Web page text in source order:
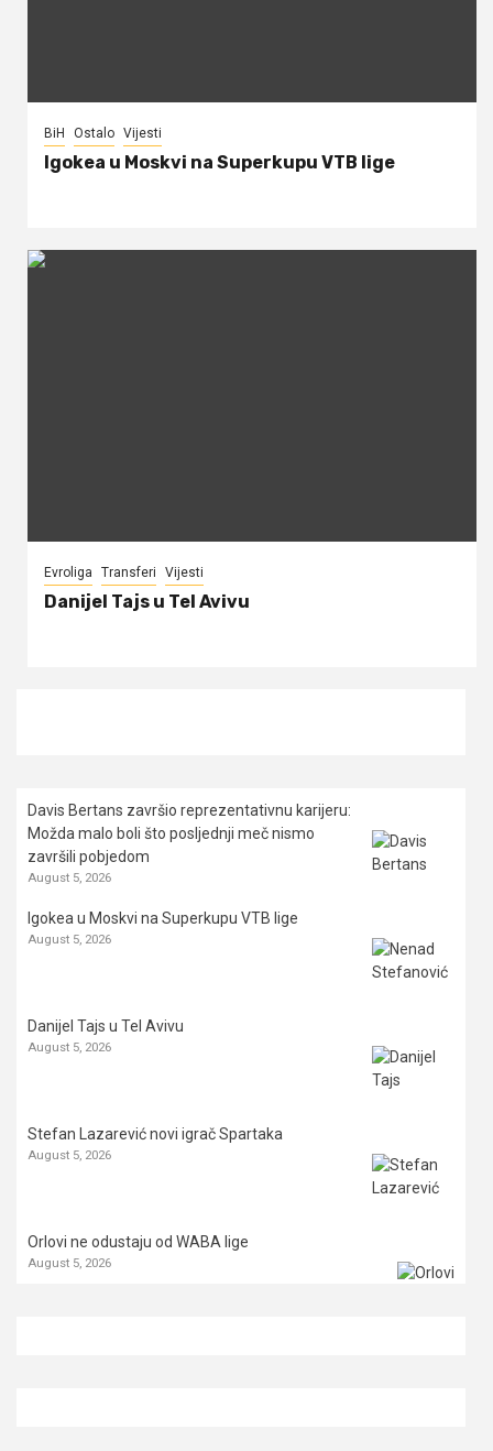
BiH Ostalo Vijesti
Igokea u Moskvi na Superkupu VTB lige
Evroliga Transferi Vijesti
Danijel Tajs u Tel Avivu
Davis Bertans završio reprezentativnu karijeru:
Možda malo boli što posljednji meč nismo
završili pobjedom
August 5, 2026
Igokea u Moskvi na Superkupu VTB lige
August 5, 2026
Danijel Tajs u Tel Avivu
August 5, 2026
Stefan Lazarević novi igrač Spartaka
August 5, 2026
Orlovi ne odustaju od WABA lige
August 5, 2026